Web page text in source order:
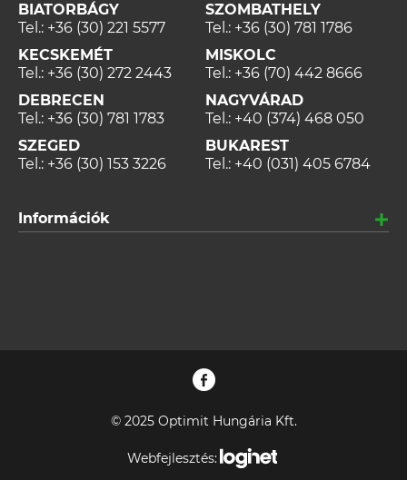
BIATORBÁGY
Tel.: +36 (30) 221 5577
KECSKEMÉT
Tel.: +36 (30) 272 2443
DEBRECEN
Tel.: +36 (30) 781 1783
SZEGED
Tel.: +36 (30) 153 3226
SZOMBATHELY
Tel.: +36 (30) 781 1786
MISKOLC
Tel.: +36 (70) 442 8666
NAGYVÁRAD
Tel.: +40 (374) 468 050
BUKAREST
Tel.: +40 (031) 405 6784
Információk
© 2025 Optimit Hungária Kft.
Webfejlesztés: